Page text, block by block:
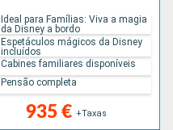
935 € +Taxas
Ideal para Famílias: Viva a magia
da Disney a bordo
Espetáculos mágicos da Disney
incluídos
Cabines familiares disponíveis
Pensão completa